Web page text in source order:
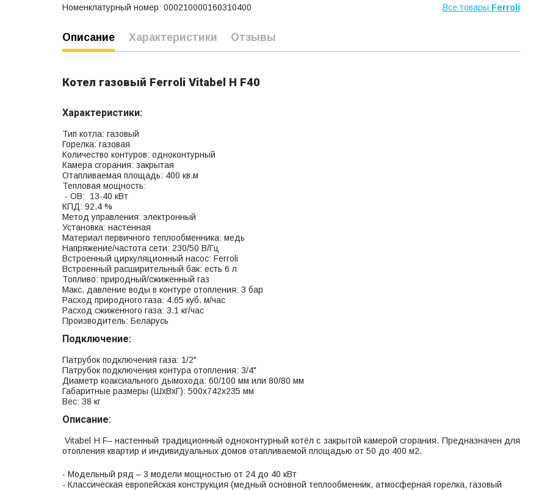
Номенклатурный номер: 000210000160310400 Все товары Ferroli
Описание Характеристики Отзывы
Котел газовый Ferroli Vitabel H F40
Характеристики:
Тип котла: газовый
Горелка: газовая
Количество контуров: одноконтурный
Камера сгорания: закрытая
Отапливаемая площадь: 400 кв.м
Тепловая мощность:
- ОВ: 13-40 кВт
КПД: 92.4 %
Метод управления: электронный
Установка: настенная
Материал первичного теплообменника: медь
Напряжение/частота сети: 230/50 В/Гц
Встроенный циркуляционный насос: Ferroli
Встроенный расширительный бак: есть 6 л
Топливо: природный/сжиженный газ
Макс. давление воды в контуре отопления: 3 бар
Расход природного газа: 4.65 куб. м/час
Расход сжиженного газа: 3.1 кг/час
Производитель: Беларусь
Подключение:
Патрубок подключения газа: 1/2"
Патрубок подключения контура отопления: 3/4"
Диаметр коаксиального дымохода: 60/100 мм или 80/80 мм
Габаритные размеры (ШхВхГ): 500x742x235 мм
Вес: 38 кг
Описание:
Vitabel H F– настенный традиционный одноконтурный котёл с закрытой камерой сгорания. Предназначен для
отопления квартир и индивидуальных домов отапливаемой площадью от 50 до 400 м2.
- Модельный ряд – 3 модели мощностью от 24 до 40 кВт
- Классическая европейская конструкция (медный основной теплообменник, атмосферная горелка, газовый